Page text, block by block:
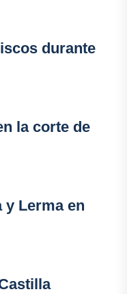
durante
la corte de
y Lerma en